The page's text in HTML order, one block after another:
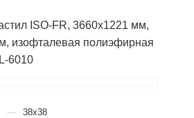
ISO-FR, 3660х1221 мм,
изофталевая полиэфирная
6010
—
38х38